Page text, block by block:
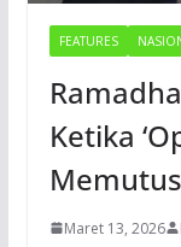
FEATURES
Ketika
Maret 13, 2026